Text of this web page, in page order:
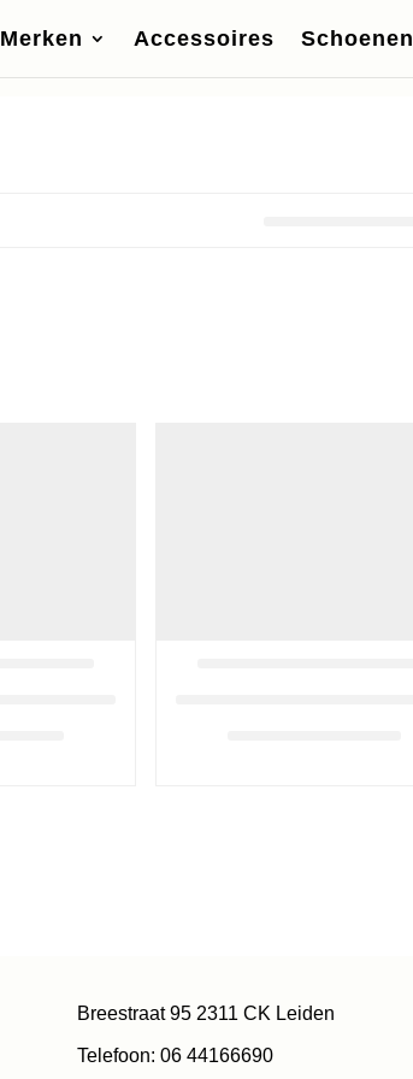
Merken Accessoires Schoenen
Breestraat 95 2311 CK Leiden
Telefoon: 06 44166690